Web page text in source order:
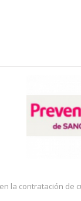
la contratación de